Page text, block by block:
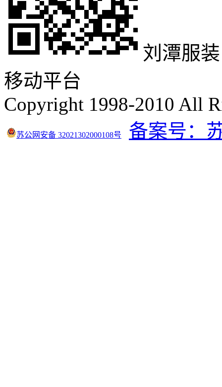
刘潭服装
移动平台
Copyright 1998-2010 All
苏公网安备 32021302000108号 备案号：